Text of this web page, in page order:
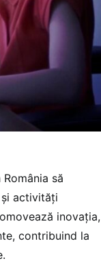
să
activități
inovația,
contribuind la